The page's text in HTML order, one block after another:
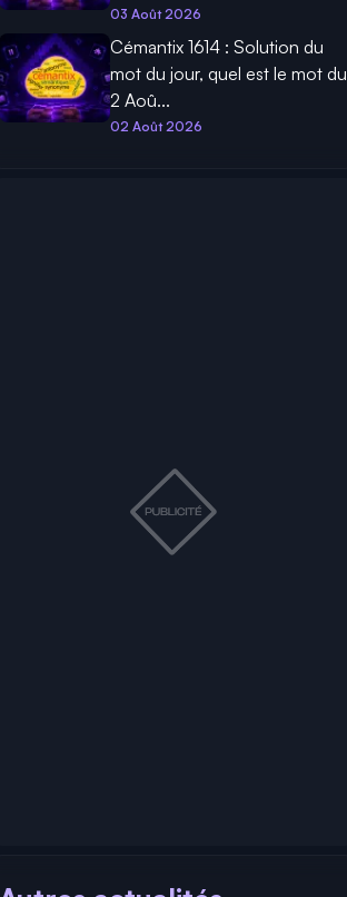
03 Août 2026
Cémantix 1614 : Solution du
mot du jour, quel est le mot du
2 Aoû...
02 Août 2026